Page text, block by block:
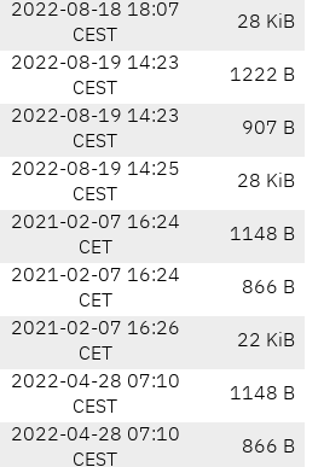
2022-08-18 18:07
CEST
28 KiB
2022-08-19 14:23
CEST
1222 B
2022-08-19 14:23
CEST
907 B
2022-08-19 14:25
CEST
28 KiB
2021-02-07 16:24
CET
1148 B
2021-02-07 16:24
CET
866 B
2021-02-07 16:26
CET
22 KiB
2022-04-28 07:10
CEST
1148 B
2022-04-28 07:10
CEST
866 B